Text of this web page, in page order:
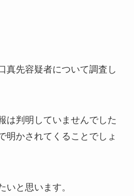
真先容疑者について調査し
は判明していませんでした
明かされてくることでしょ
いと思います。